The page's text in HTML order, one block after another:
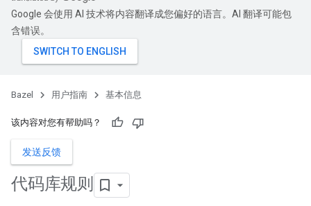
Google 会使用 AI 技术将内容翻译成您偏好的语言。AI 翻译可能包
含错误。
Bazel 用户指南 基本信息
该内容对您有帮助吗？
发送反馈
代码库规则